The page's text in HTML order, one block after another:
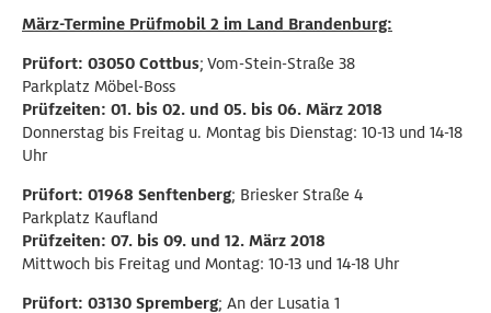
März-Termine Prüfmobil 2 im Land Brandenburg:
Prüfort: 03050 Cottbus; Vom-Stein-Straße 38
Parkplatz Möbel-Boss
Prüfzeiten: 01. bis 02. und 05. bis 06. März 2018
Donnerstag bis Freitag u. Montag bis Dienstag: 10-13 und 14-18
Uhr
Prüfort: 01968 Senftenberg; Briesker Straße 4
Parkplatz Kaufland
Prüfzeiten: 07. bis 09. und 12. März 2018
Mittwoch bis Freitag und Montag: 10-13 und 14-18 Uhr
Prüfort: 03130 Spremberg; An der Lusatia 1